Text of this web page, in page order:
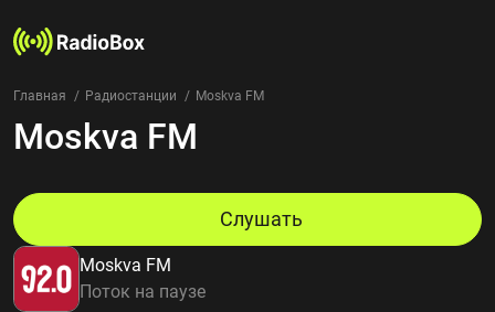
Радиостанции
Страны
Избранное
О нас
Главная Радиостанции Moskva FM
Moskva FM
Moskva FM
Поток на паузе
Слушать